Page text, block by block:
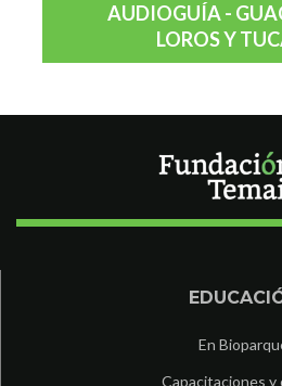
AUDIOGUÍA -
LOROS Y
En
Capacitaciones y